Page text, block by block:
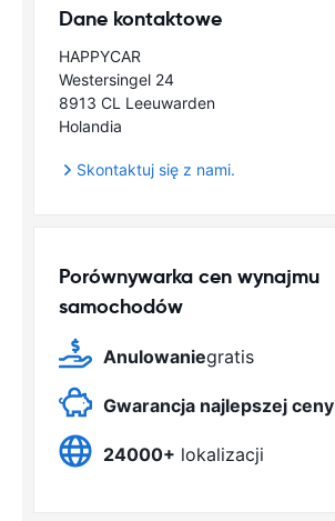
Dane kontaktowe
HAPPYCAR
Westersingel 24
8913 CL Leeuwarden
Holandia
Skontaktuj się z nami.
Porównywarka cen wynajmu
samochodów
Anulowaniegratis
Gwarancja najlepszej ceny
24000+ lokalizacji